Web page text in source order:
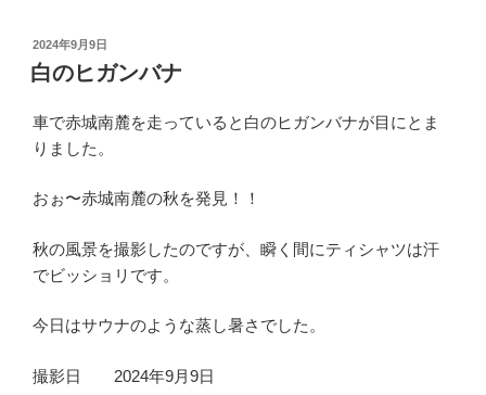
投
稿
日:
2024年9月9日
白のヒガンバナ
車で赤城南麓を走っていると白のヒガンバナが目にとま
りました。
おぉ〜赤城南麓の秋を発見！！
秋の風景を撮影したのですが、瞬く間にティシャツは汗
でビッショリです。
今日はサウナのような蒸し暑さでした。
撮影日 2024年9月9日